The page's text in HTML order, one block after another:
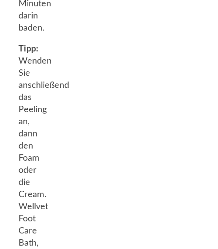
Minuten
darin
baden.
Tipp:
Wenden
Sie
anschließend
das
Peeling
an,
dann
den
Foam
oder
die
Cream.
Wellvet
Foot
Care
Bath,